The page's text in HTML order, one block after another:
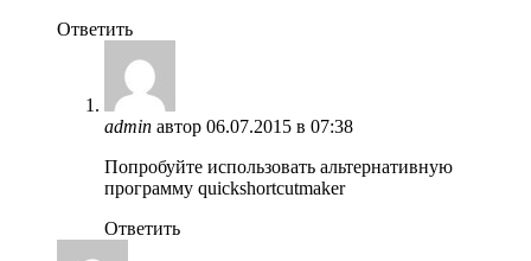
Ответить
admin автор 06.07.2015 в 07:38
Попробуйте использовать альтернативную
программу quickshortcutmaker
Ответить